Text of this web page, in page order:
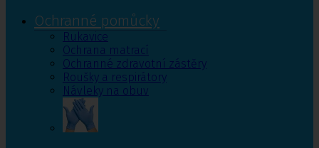
Ochranné pomůcky
Rukavice
Ochrana matrací
Ochranné zdravotní zástěry
Roušky a respirátory
Návleky na obuv